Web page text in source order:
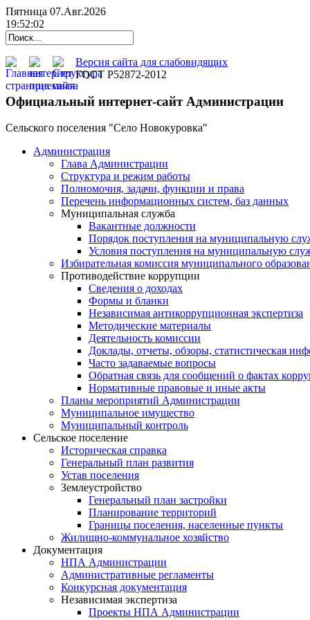
Пятница 07.Авг.2026
19:52:03
Версия сайта для слабовидящих
ГОСТ Р52872-2012
Официальный интернет-сайт Администрации
Сельского поселения "Село Новокуровка"
Администрация
Глава Администрации
Структура и режим работы
Полномочия, задачи, функции и права
Перечень информационных систем, баз данных
Муниципальная служба
Вакантные должности
Порядок поступления на муниципальную
Условия поступления на муниципальную
Избирательная комиссия муниципального
Противодействие коррупции
Сведения о доходах
Формы и бланки
Независимая антикоррупционная экспертиза
Методические материалы
Деятельность комиссии
Доклады, отчеты, обзоры, статистическая
Часто задаваемые вопросы
Обратная связь для сообщений о фактах
Нормативные правовые и иные акты
Планы мероприятий Администрации
Муниципальное имущество
Муниципальный контроль
Сельское поселение
Историческая справка
Генеральный план развития
Устав поселения
Землеустройство
Генеральный план застройки
Планирование территорий
Границы поселения, населенные пункты
Жилищно-коммунальное хозяйство
Документация
НПА Администрации
Административные регламенты
Конкурсная документация
Независимая экспертиза
Проекты НПА Администрации